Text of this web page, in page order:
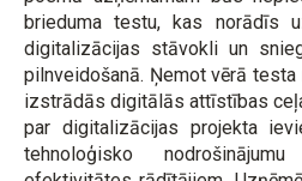
brieduma testu, kas norādīs
digitalizācijas stāvokli un
pilnveidošanā. Ņemot vērā
izstrādās digitālās attīstības
par digitalizācijas projekta
tehnoloģisko